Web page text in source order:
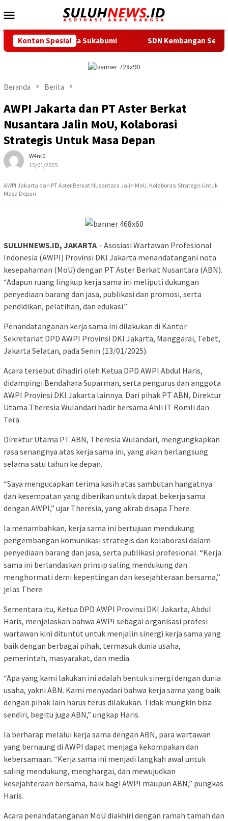
ke
Mobile
Konten Spesial
Lemka Sukabumi SDN Kembangan Selatan 01
Beranda Berita
AWPI Jakarta dan PT Aster Berkat
Nusantara Jalin MoU, Kolaborasi
Strategis Untuk Masa Depan
W4nt0
15/01/2025
AWPI Jakarta dan PT Aster Berkat Nusantara Jalin MoU, Kolaborasi Strategis Untuk
Masa Depan
SULUHNEWS.ID, JAKARTA– Asosiasi Wartawan Profesional
Indonesia (AWPI) Provinsi DKI Jakarta menandatangani nota
kesepahaman (MoU) dengan PT Aster Berkat Nusantara (ABN).
“Adapun ruang lingkup kerja sama ini meliputi dukungan
penyediaan barang dan jasa, publikasi dan promosi, serta
pendidikan, pelatihan, dan edukasi.”
Penandatanganan kerja sama ini dilakukan di Kantor
Sekretariat DPD AWPI Provinsi DKI Jakarta, Manggarai, Tebet,
Jakarta Selatan, pada Senin (13/01/2025).
Acara tersebut dihadiri oleh Ketua DPD AWPI Abdul Haris,
didampingi Bendahara Suparman, serta pengurus dan anggota
AWPI Provinsi DKI Jakarta lainnya. Dari pihak PT ABN, Direktur
Utama Theresia Wulandari hadir bersama Ahli IT Romli dan
Tera.
Direktur Utama PT ABN, Theresia Wulandari, mengungkapkan
rasa senangnya atas kerja sama ini, yang akan berlangsung
selama satu tahun ke depan.
“Saya mengucapkan terima kasih atas sambutan hangatnya
dan kesempatan yang diberikan untuk dapat bekerja sama
dengan AWPI,” ujar Theresia, yang akrab disapa There.
Ia menambahkan, kerja sama ini bertujuan mendukung
pengembangan komunikasi strategis dan kolaborasi dalam
penyediaan barang dan jasa, serta publikasi profesional. “Kerja
sama ini berlandaskan prinsip saling mendukung dan
menghormati demi kepentingan dan kesejahteraan bersama,”
jelas There.
Sementara itu, Ketua DPD AWPI Provinsi DKI Jakarta, Abdul
Haris, menjelaskan bahwa AWPI sebagai organisasi profesi
wartawan kini dituntut untuk menjalin sinergi kerja sama yang
baik dengan berbagai pihak, termasuk dunia usaha,
pemerintah, masyarakat, dan media.
“Apa yang kami lakukan ini adalah bentuk sinergi dengan dunia
usaha, yakni ABN. Kami menyadari bahwa kerja sama yang baik
dengan pihak lain harus terus dilakukan. Tidak mungkin bisa
sendiri, begitu juga ABN,” ungkap Haris.
Ia berharap melalui kerja sama dengan ABN, para wartawan
yang bernaung di AWPI dapat menjaga kekompakan dan
kebersamaan. “Kerja sama ini menjadi langkah awal untuk
saling mendukung, menghargai, dan mewujudkan
kesejahteraan bersama, baik bagi AWPI maupun ABN,” pungkas
Haris.
Acara penandatanganan MoU diakhiri dengan ramah tamah dan